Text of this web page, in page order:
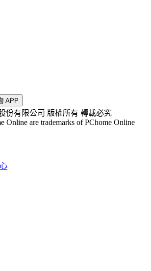
APP
份有限公司 版權所有 轉載必究
Online are trademarks of PChome Online